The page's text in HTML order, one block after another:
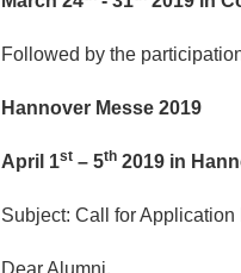
Followed by the
Hannover Messe 2019
April 1st – 5th 2019 in
Subject: Call for